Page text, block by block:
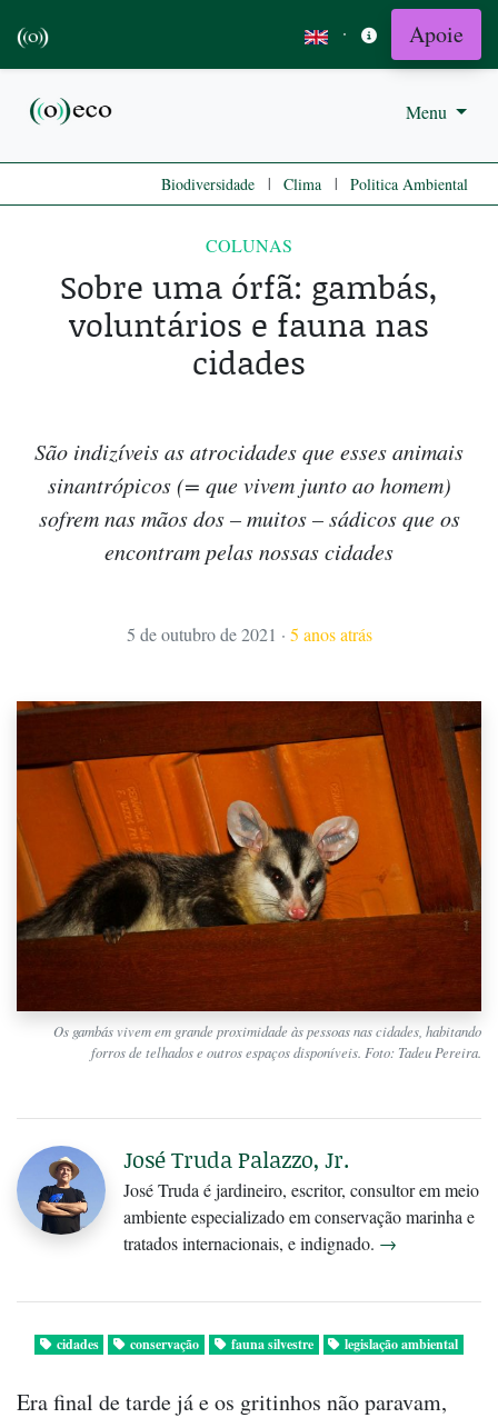
· Apoie
Menu
Biodiversidade | Clima | Politica Ambiental
COLUNAS
Sobre uma órfã: gambás,
voluntários e fauna nas
cidades
São indizíveis as atrocidades que esses animais
sinantrópicos (= que vivem junto ao homem)
sofrem nas mãos dos – muitos – sádicos que os
encontram pelas nossas cidades
5 de outubro de 2021 · 5 anos atrás
Os gambás vivem em grande proximidade às pessoas nas cidades, habitando
forros de telhados e outros espaços disponíveis. Foto: Tadeu Pereira.
José Truda Palazzo, Jr.
José Truda é jardineiro, escritor, consultor em meio
ambiente especializado em conservação marinha e
tratados internacionais, e indignado. →
cidades conservação fauna silvestre legislação ambiental
Era final de tarde já e os gritinhos não paravam,